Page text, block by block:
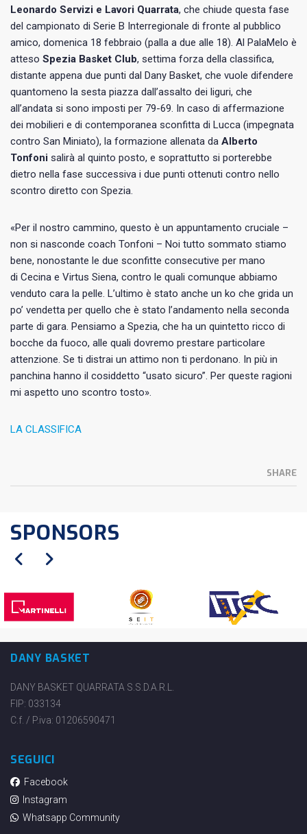
Leonardo Servizi e Lavori Quarrata, che chiude questa fase
del campionato di Serie B Interregionale di fronte al pubblico
amico, domenica 18 febbraio (palla a due alle 18). Al PalaMelo è
atteso Spezia Basket Club, settima forza della classifica,
distante appena due punti dal Dany Basket, che vuole difendere
quantomeno la sesta piazza dall’assalto dei liguri, che
all’andata si sono imposti per 79-69. In caso di affermazione
dei mobilieri e di contemporanea sconfitta di Lucca (impegnata
contro San Miniato), la formazione allenata da Alberto
Tonfoni salirà al quinto posto, e soprattutto si porterebbe
dietro nella fase successiva i due punti ottenuti contro nello
scontro diretto con Spezia.
«Per il nostro cammino, questo è un appuntamento cruciale –
non si nasconde coach Tonfoni – Noi tutto sommato stiamo
bene, nonostante le due sconfitte consecutive per mano
di Cecina e Virtus Siena, contro le quali comunque abbiamo
venduto cara la pelle. L’ultimo è stato anche un ko che grida un
po’ vendetta per quello che è stato l’andamento nella seconda
parte di gara. Pensiamo a Spezia, che ha un quintetto ricco di
bocche da fuoco, alle quali dovremo prestare particolare
attenzione. Se ti distrai un attimo non ti perdonano. In più in
panchina hanno il cosiddetto “usato sicuro”. Per queste ragioni
mi aspetto uno scontro tosto».
LA CLASSIFICA
SHARE
SPONSORS
DANY BASKET
DANY BASKET QUARRATA S.S.D.A.R.L.
FIP: 033134
C.f. / P.iva: 01206590471
SEGUICI
Facebook
Instagram
Whatsapp Community